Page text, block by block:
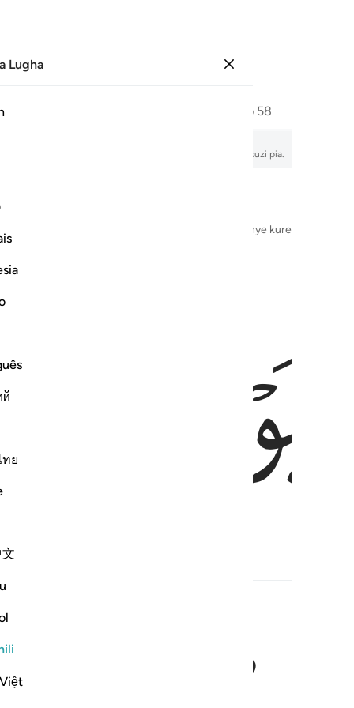
Lugha
ย
Hizb 58
usomaji wa sauti, maana ya neno kwa neno, na unukuzi pia.
la Mwenyezi Mungu, Mwingi wa Rehema, Mwenye kurehemu
ﱼ